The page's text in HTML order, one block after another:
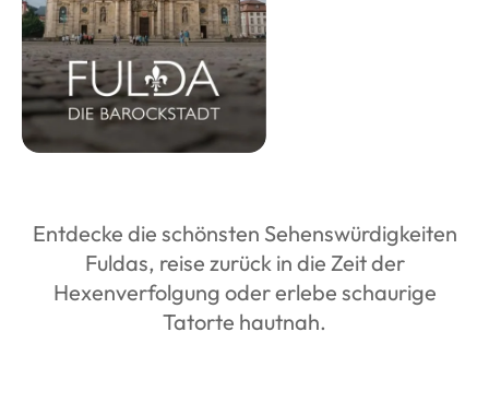
Entdecke die schönsten Sehenswürdigkeiten
Fuldas, reise zurück in die Zeit der
Hexenverfolgung oder erlebe schaurige
Tatorte hautnah.